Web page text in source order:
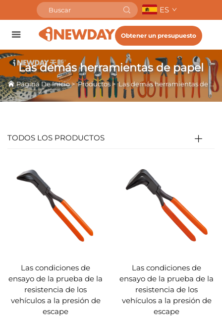
ES
Obtener un presupuesto
Las demás herramientas de papel
Página De Inicio>Productos>Las demás herramientas de papel
TODOS LOS PRODUCTOS
Las condiciones de
ensayo de la prueba de la
resistencia de los
vehículos a la presión de
escape
Las condiciones de
ensayo de la prueba de la
resistencia de los
vehículos a la presión de
escape